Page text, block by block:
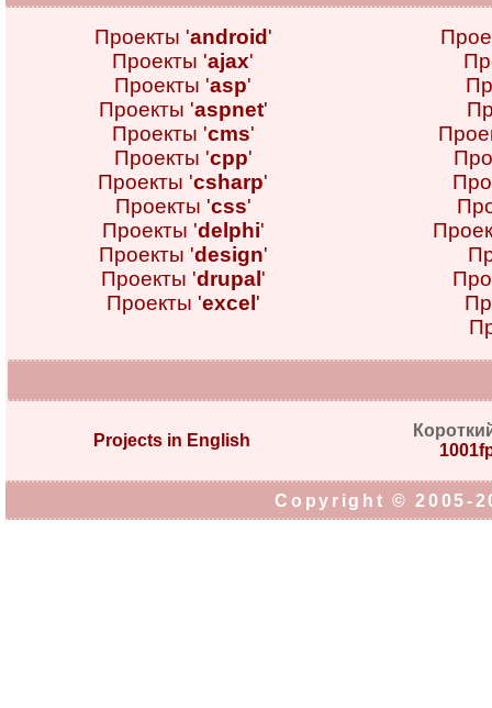
Проекты 'android '
Проекты 'ajax'
Проекты 'asp'
Проекты 'aspnet'
Проекты 'cms'
Проекты 'cpp'
Проекты 'csharp'
Проекты 'css'
Проекты 'delphi'
Проекты 'design'
Проекты 'drupal '
Проекты 'excel '
Projects in English
Copyright © 2005-